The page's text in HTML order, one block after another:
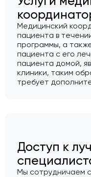
Медицинский
пациента в
программы, а
пациента с его
пациента домой,
клиники, таким
требует
Доступ к
Мы сотрудничаем